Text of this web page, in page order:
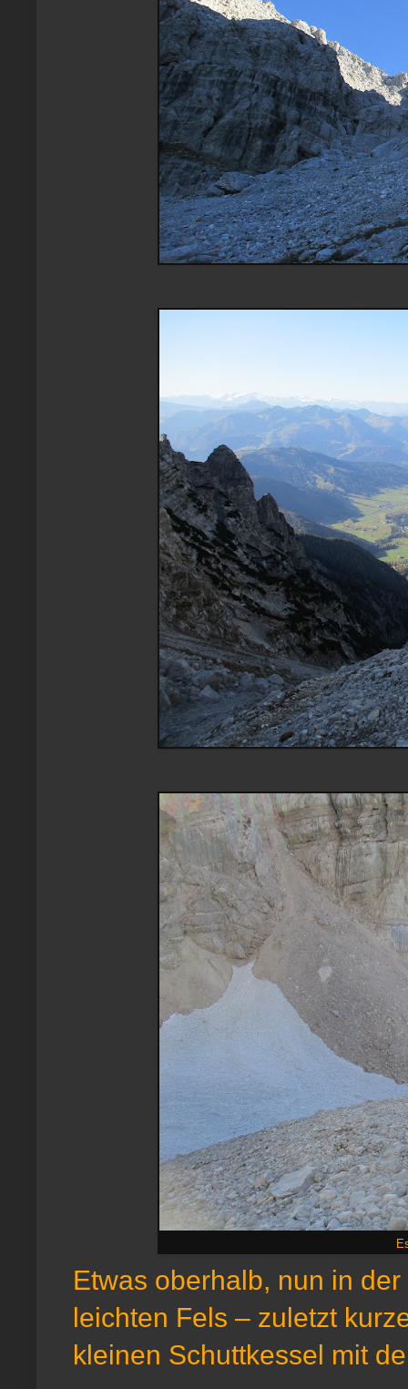
Etwas oberhalb, nun in
leichten Fels – zuletzt
kleinen Schuttkessel mit